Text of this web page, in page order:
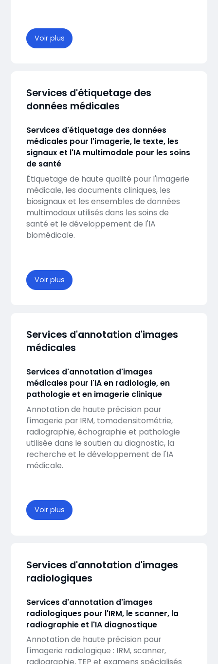
Voir plus
Services d'étiquetage des
données médicales
Services d'étiquetage des données
médicales pour l'imagerie, le texte, les
signaux et l'IA multimodale pour les soins
de santé
Étiquetage de haute qualité pour l'imagerie
médicale, les documents cliniques, les
biosignaux et les ensembles de données
multimodaux utilisés dans les soins de
santé et le développement de l'IA
biomédicale.
Voir plus
Services d'annotation d'images
médicales
Services d'annotation d'images
médicales pour l'IA en radiologie, en
pathologie et en imagerie clinique
Annotation de haute précision pour
l'imagerie par IRM, tomodensitométrie,
radiographie, échographie et pathologie
utilisée dans le soutien au diagnostic, la
recherche et le développement de l'IA
médicale.
Voir plus
Services d'annotation d'images
radiologiques
Services d'annotation d'images
radiologiques pour l'IRM, le scanner, la
radiographie et l'IA diagnostique
Annotation de haute précision pour
l'imagerie radiologique : IRM, scanner,